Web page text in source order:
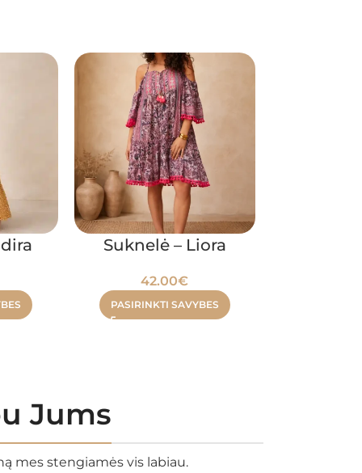
Suknelė – Liora
42.00€
PASIRINKTI SAVYBES
Jums
mes stengiamės vis labiau.